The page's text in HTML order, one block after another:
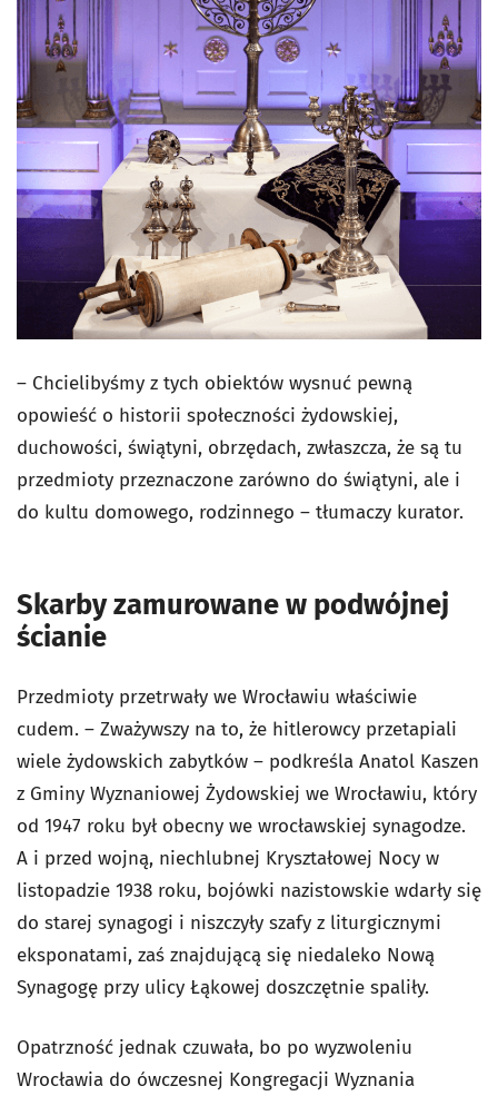
– Chcielibyśmy z tych obiektów wysnuć pewną
opowieść o historii społeczności żydowskiej,
duchowości, świątyni, obrzędach, zwłaszcza, że są tu
przedmioty przeznaczone zarówno do świątyni, ale i
do kultu domowego, rodzinnego – tłumaczy kurator.
Skarby zamurowane w podwójnej
ścianie
Przedmioty przetrwały we Wrocławiu właściwie
cudem. – Zważywszy na to, że hitlerowcy przetapiali
wiele żydowskich zabytków – podkreśla Anatol Kaszen
z Gminy Wyznaniowej Żydowskiej we Wrocławiu, który
od 1947 roku był obecny we wrocławskiej synagodze.
A i przed wojną, niechlubnej Kryształowej Nocy w
listopadzie 1938 roku, bojówki nazistowskie wdarły się
do starej synagogi i niszczyły szafy z liturgicznymi
eksponatami, zaś znajdującą się niedaleko Nową
Synagogę przy ulicy Łąkowej doszczętnie spaliły.
Opatrzność jednak czuwała, bo po wyzwoleniu
Wrocławia do ówczesnej Kongregacji Wyznania